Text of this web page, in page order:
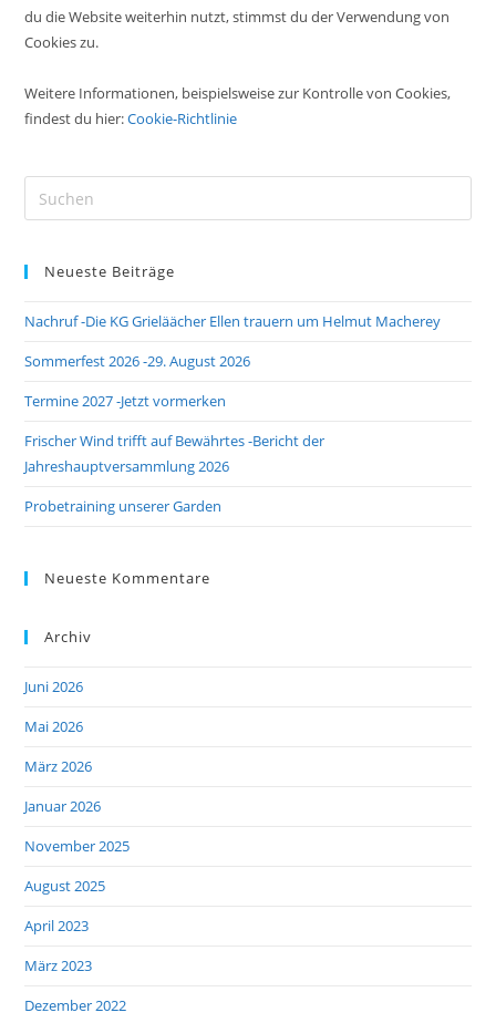
du die Website weiterhin nutzt, stimmst du der Verwendung von
Cookies zu.
Weitere Informationen, beispielsweise zur Kontrolle von Cookies,
findest du hier:Cookie-Richtlinie
Neueste Beiträge
Nachruf -Die KG Grieläächer Ellen trauern um Helmut Macherey
Sommerfest 2026 -29. August 2026
Termine 2027 -Jetzt vormerken
Frischer Wind trifft auf Bewährtes -Bericht der
Jahreshauptversammlung 2026
Probetraining unserer Garden
Neueste Kommentare
Archiv
Juni 2026
Mai 2026
März 2026
Januar 2026
November 2025
August 2025
April 2023
März 2023
Dezember 2022